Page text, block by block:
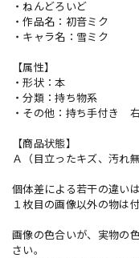
・ねんどろいど
・作品名：初音ミク
・キャラ名：雪ミク
【属性】
・形状：本
・分類：持ち物系
・その他：持ち手付き
【商品状態】
Ａ（目立ったキズ、汚れ
個体差による若干の違い
１枚目の画像以外の物は
画像の色合いが、実物の
さい。